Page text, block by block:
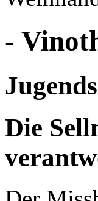
-
Die